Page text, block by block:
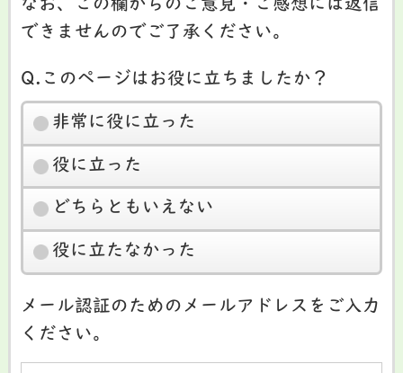
なお、この欄からのご意見・ご感想には返信
できませんのでご了承ください。
Q.このページはお役に立ちましたか？
非常に役に立った
役に立った
どちらともいえない
役に立たなかった
メール認証のためのメールアドレスをご入力
ください。